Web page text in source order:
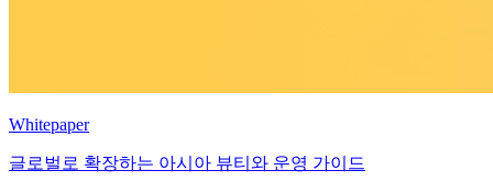
Whitepaper
글로벌로 확장하는 아시아 뷰티와 운영 가이드